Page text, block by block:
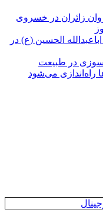
زائران در خسروی
الحسین (ع) در
در طبیعت
راه‌اندازی می‌شود